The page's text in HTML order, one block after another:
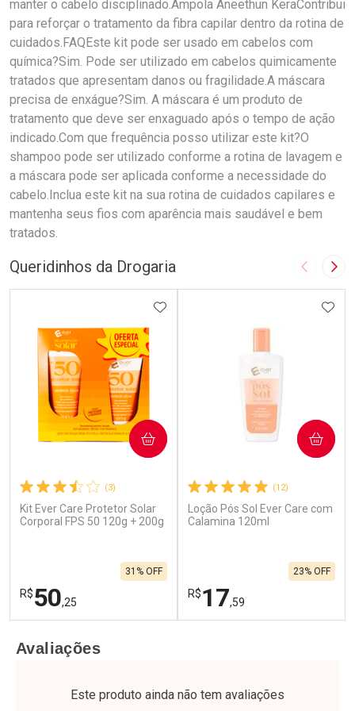
manter o cabelo disciplinado.Ampola Aneethun KeraContribui
para reforçar o tratamento da fibra capilar dentro da rotina de
cuidados.FAQEste kit pode ser usado em cabelos com
química?Sim. Pode ser utilizado em cabelos quimicamente
tratados que apresentam danos ou fragilidade.A máscara
precisa de enxágue?Sim. A máscara é um produto de
tratamento que deve ser enxaguado após o tempo de ação
indicado.Com que frequência posso utilizar este kit?O
shampoo pode ser utilizado conforme a rotina de lavagem e
a máscara pode ser aplicada conforme a necessidade do
cabelo.Inclua este kit na sua rotina de cuidados capilares e
mantenha seus fios com aparência mais saudável e bem
tratados.
Queridinhos da Drogaria Imagem
(3)
Kit Ever Care Protetor Solar
Corporal FPS 50 120g + 200g
R$50,25
31% OFF
ADICIONAR AOS FAVORITOS
COMPRAR
Laboratório
Por Menos
(12)
Loção Pós Sol Ever Care com
Calamina 120ml
R$17,59
23% OFF
COMPRAR
Laboratório
Por Menos
Avaliações
Este produto ainda não tem avaliações